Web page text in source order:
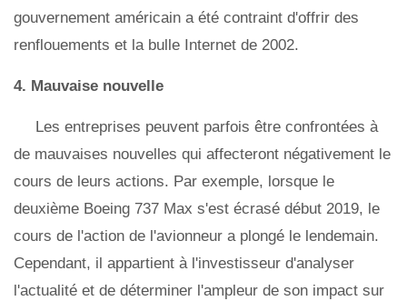
gouvernement américain a été contraint d'offrir des
renflouements et la bulle Internet de 2002.
4. Mauvaise nouvelle
Les entreprises peuvent parfois être confrontées à
de mauvaises nouvelles qui affecteront négativement le
cours de leurs actions. Par exemple, lorsque le
deuxième Boeing 737 Max s'est écrasé début 2019, le
cours de l'action de l'avionneur a plongé le lendemain.
Cependant, il appartient à l'investisseur d'analyser
l'actualité et de déterminer l'ampleur de son impact sur